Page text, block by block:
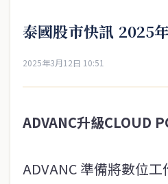
泰國股市快訊 2025
2025年3月12日 10:51
ADVANC升級CLOUD
ADVANC 準備將數位